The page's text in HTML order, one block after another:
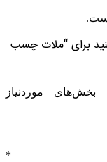
برای “ملات چسب
بخش‌های موردنیاز
*